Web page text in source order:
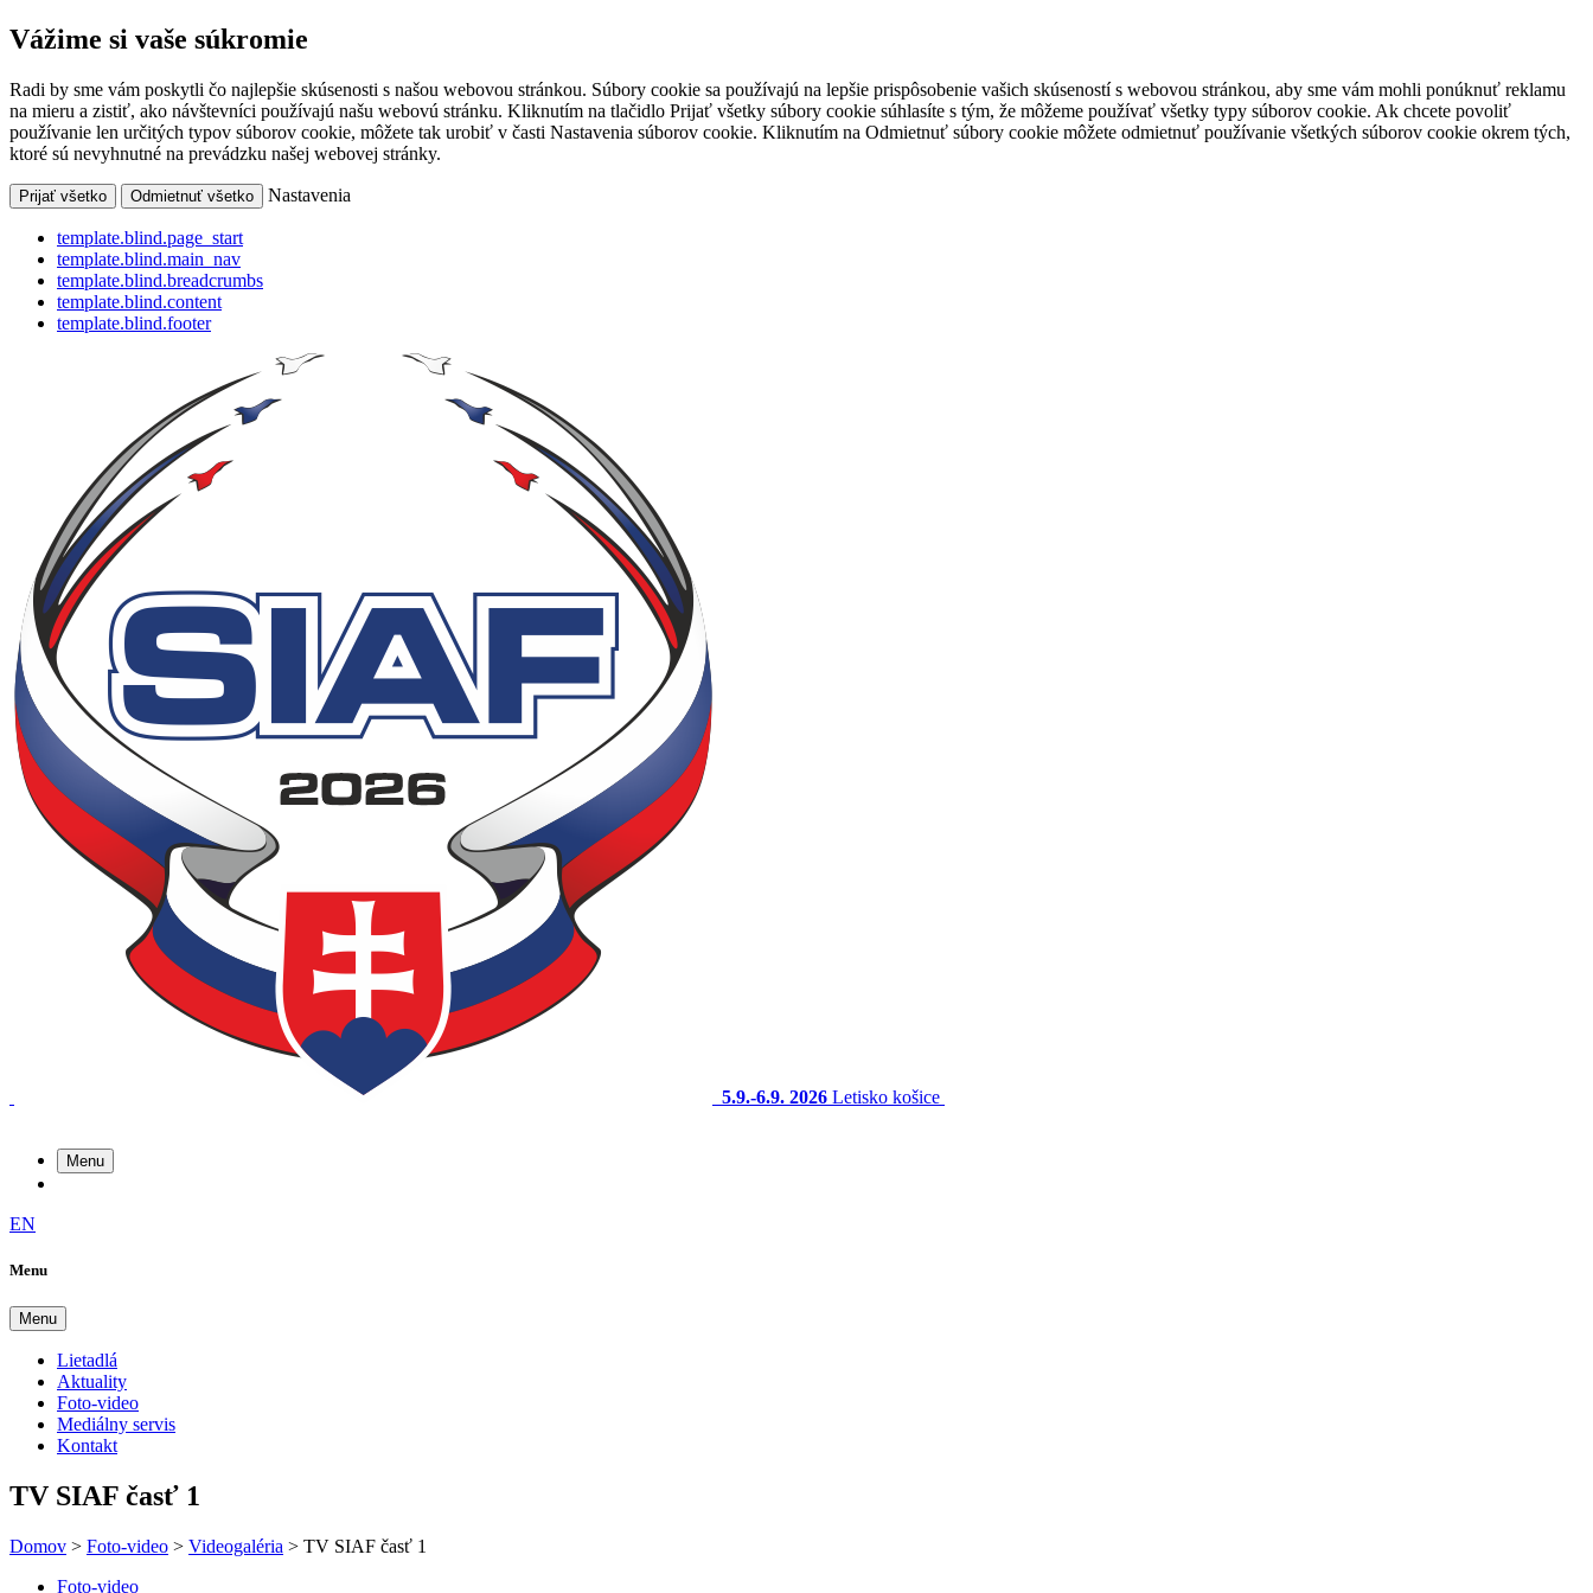
Vážime si vaše súkromie
Radi by sme vám poskytli čo najlepšie skúsenosti s našou webovou stránkou. Súbory cookie sa používajú na lepšie prispôsobenie vašich skúseností s webovou stránkou, aby sme vám mohli ponúknuť reklamu
na mieru a zistiť, ako návštevníci používajú našu webovú stránku. Kliknutím na tlačidlo Prijať všetky súbory cookie súhlasíte s tým, že môžeme používať všetky typy súborov cookie. Ak chcete povoliť
používanie len určitých typov súborov cookie, môžete tak urobiť v časti Nastavenia súborov cookie. Kliknutím na Odmietnuť súbory cookie môžete odmietnuť používanie všetkých súborov cookie okrem tých,
ktoré sú nevyhnutné na prevádzku našej webovej stránky.
Prijať všetko Odmietnuť všetko Nastavenia
template.blind.page_start
template.blind.main_nav
template.blind.breadcrumbs
template.blind.content
template.blind.footer
5.9.-6.9. 2026 Letisko košice
Menu
EN
Menu
Menu
Lietadlá
Aktuality
Foto-video
Mediálny servis
Kontakt
TV SIAF časť 1
Domov > Foto-video > Videogaléria > TV SIAF časť 1
Foto-video